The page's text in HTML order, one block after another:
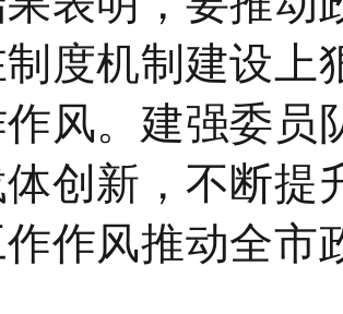
度机制建设上
风。建强委员
创新，不断提
作风推动全市